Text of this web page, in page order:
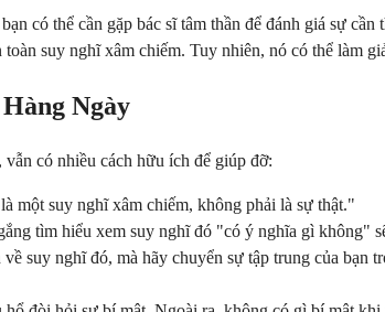
có thể cần gặp bác sĩ tâm thần để đánh giá sự
suy nghĩ xâm chiếm. Tuy nhiên, nó có thể làm
Ngày
có nhiều cách hữu ích để giúp đỡ:
một suy nghĩ xâm chiếm, không phải là sự thật."
tìm hiểu xem suy nghĩ đó "có ý nghĩa gì không"
suy nghĩ đó, mà hãy chuyển sự tập trung của bạn